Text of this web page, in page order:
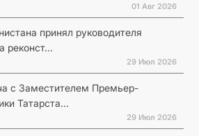
01 Авг 2026
принял руководителя
реконст...
29 Июл 2026
с Заместителем Премьер-
Татарста...
29 Июл 2026